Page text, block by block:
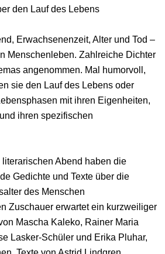
den Lauf des Lebens
Erwachsenenzeit, Alter und Tod –
Menschenleben. Zahlreiche Dichter
angenommen. Mal humorvoll,
sie den Lauf des Lebens oder
mit ihren Eigenheiten,
ihren spezifischen
Abend haben die
Gedichte und Texte über die
des Menschen
Zuschauer erwartet ein kurzweiliger
Mascha Kaleko, Rainer Maria
Lasker-Schüler und Erika Pluhar,